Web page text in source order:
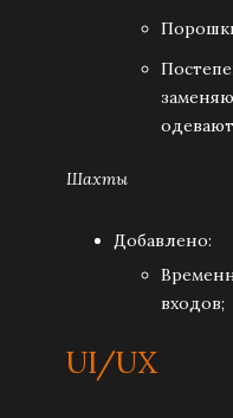
Шахты
Добавлено:
входов;
UI/UX